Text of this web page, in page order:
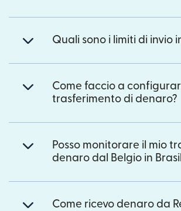
Quali sono i limiti di invio
Come faccio a
trasferimento di denaro?
Posso monitorare il mio
denaro dal Belgio in
Come ricevo denaro da